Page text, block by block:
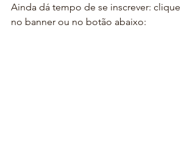
Ainda dá tempo de se inscrever: clique
no banner ou no botão abaixo: